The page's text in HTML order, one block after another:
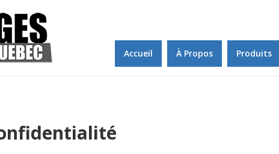
Accueil À Propos Produits